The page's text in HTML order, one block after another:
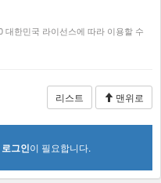
대한민국 라이선스에 따라 이용할 수
리스트 맨위로
로그인이 필요합니다.